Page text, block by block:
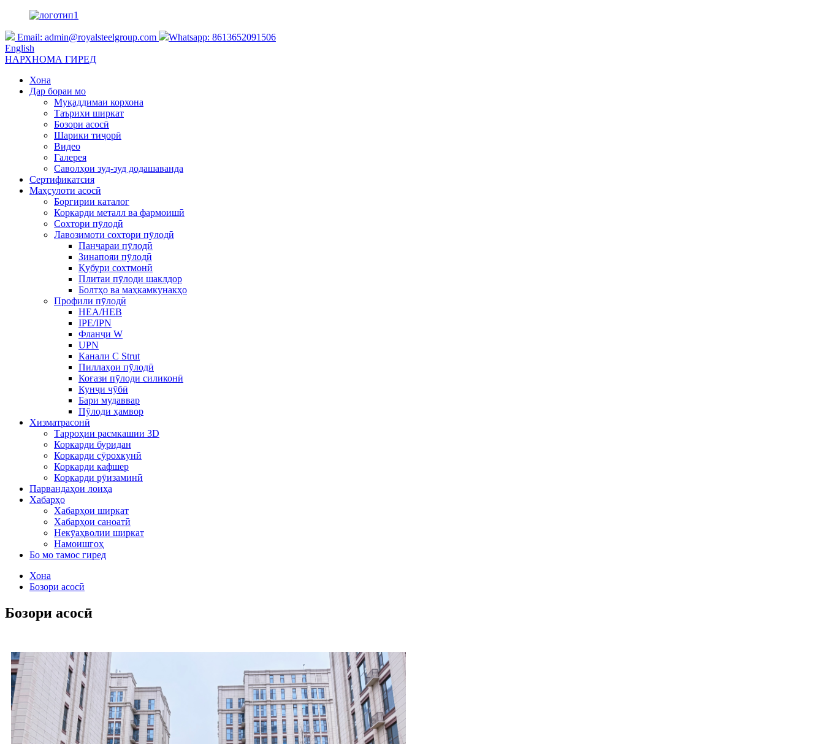
Email: admin@royalsteelgroup.com
Whatsapp: 8613652091506
English
НАРХНОМА ГИРЕД
Хона
Дар бораи мо
Муқаддимаи корхона
Таърихи ширкат
Бозори асосӣ
Шарики тиҷорӣ
Видео
Галерея
Саволҳои зуд-зуд додашаванда
Сертификатсия
Маҳсулоти асосӣ
Боргирии каталог
Коркарди металл ва фармоишӣ
Сохтори пӯлодӣ
Лавозимоти сохтори пӯлодӣ
Панҷараи пӯлодӣ
Зинапояи пӯлодӣ
Қубури сохтмонӣ
Плитаи пӯлоди шаклдор
Болтҳо ва маҳкамкунакҳо
Профили пӯлодӣ
HEA/HEB
IPE/IPN
Фланҷи W
UPN
Канали C Strut
Пиллаҳои пӯлодӣ
Коғази пӯлоди силиконӣ
Кунҷи чӯбӣ
Бари мудаввар
Пӯлоди ҳамвор
Хизматрасонӣ
Тарроҳии расмкашии 3D
Коркарди буридан
Коркарди сӯрохкунӣ
Коркарди кафшер
Коркарди рӯизаминӣ
Парвандаҳои лоиҳа
Хабарҳо
Хабарҳои ширкат
Хабарҳои саноатӣ
Некӯаҳволии ширкат
Намоишгоҳ
Бо мо тамос гиред
Хона
Бозори асосӣ
Бозори асосӣ